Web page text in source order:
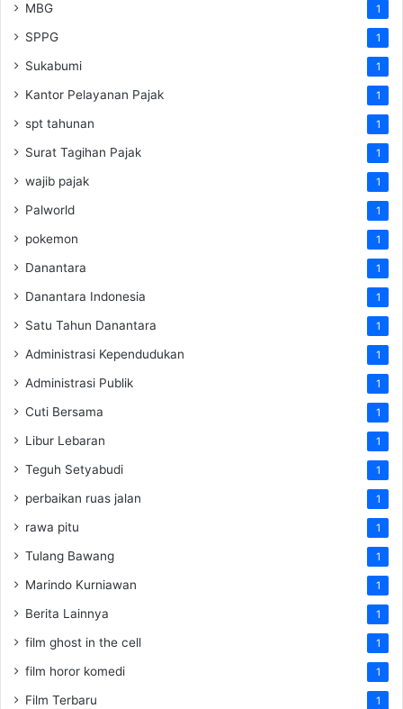
MBG 1
SPPG 1
Sukabumi 1
Kantor Pelayanan Pajak 1
spt tahunan 1
Surat Tagihan Pajak 1
wajib pajak 1
Palworld 1
pokemon 1
Danantara 1
Danantara Indonesia 1
Satu Tahun Danantara 1
Administrasi Kependudukan 1
Administrasi Publik 1
Cuti Bersama 1
Libur Lebaran 1
Teguh Setyabudi 1
perbaikan ruas jalan 1
rawa pitu 1
Tulang Bawang 1
Marindo Kurniawan 1
Berita Lainnya 1
film ghost in the cell 1
film horor komedi 1
Film Terbaru 1